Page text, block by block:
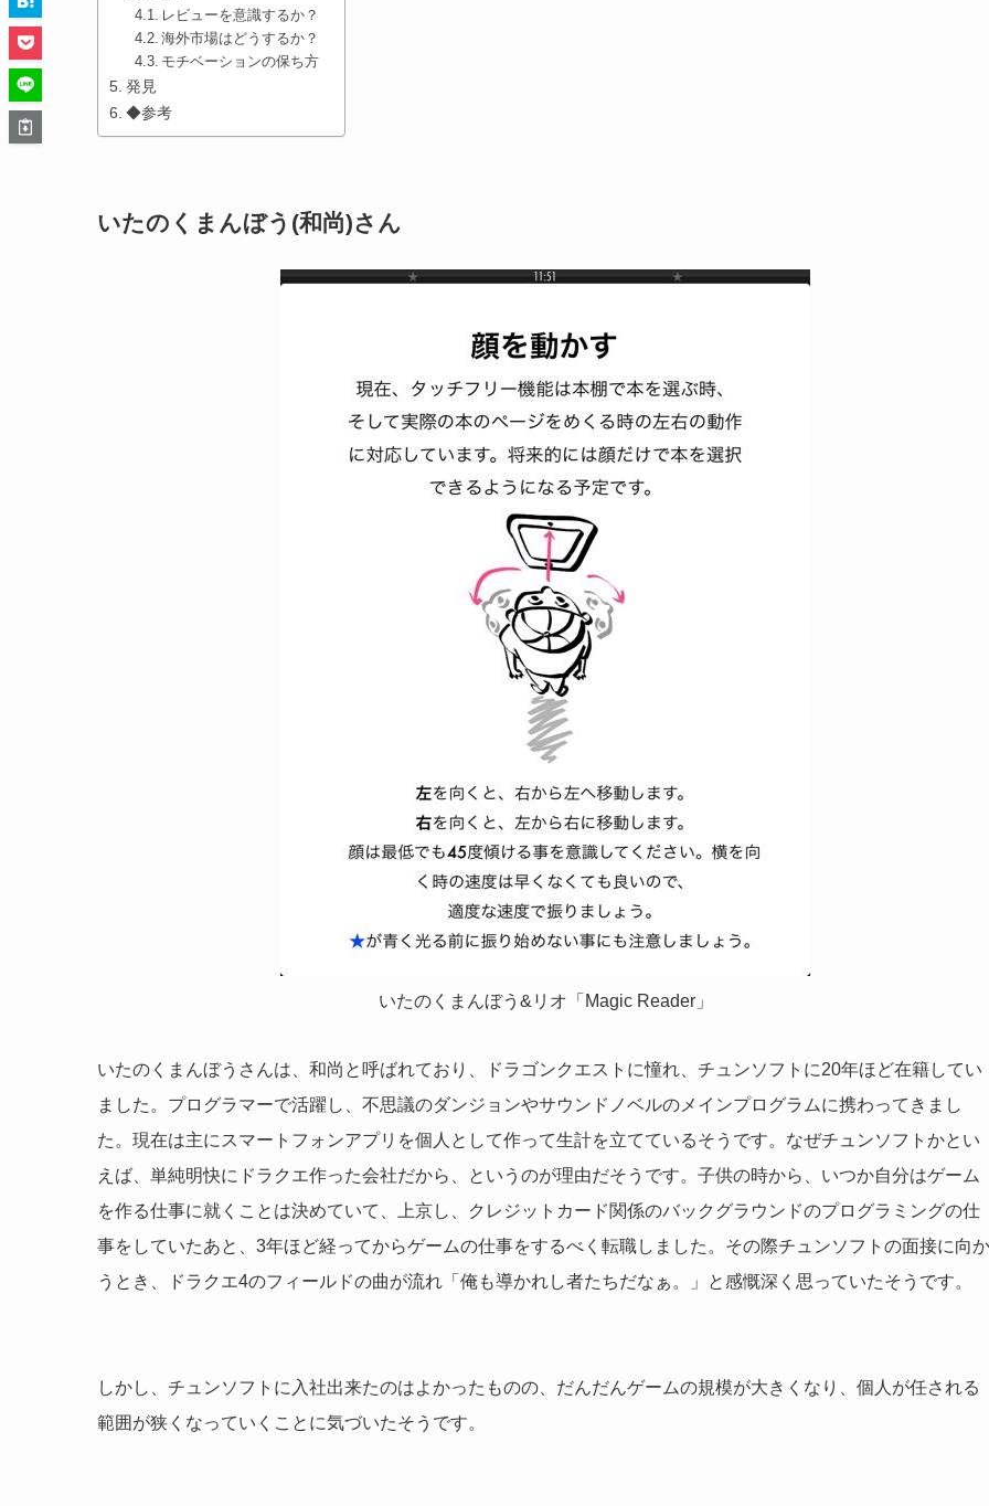
レビューを意識するか？
海外市場はどうするか？
モチベーションの保ち方
発見
◆参考
いたのくまんぼう(和尚)さん
いたのくまんぼう&リオ「Magic Reader」
いたのくまんぼうさんは、和尚と呼ばれており、ドラゴンクエストに憧れ、チュンソフトに20年ほど在籍してい
ました。プログラマーで活躍し、不思議のダンジョンやサウンドノベルのメインプログラムに携わってきまし
た。現在は主にスマートフォンアプリを個人として作って生計を立てているそうです。なぜチュンソフトかとい
えば、単純明快にドラクエ作った会社だから、というのが理由だそうです。子供の時から、いつか自分はゲーム
を作る仕事に就くことは決めていて、上京し、クレジットカード関係のバックグラウンドのプログラミングの仕
事をしていたあと、3年ほど経ってからゲームの仕事をするべく転職しました。その際チュンソフトの面接に向か
うとき、ドラクエ4のフィールドの曲が流れ「俺も導かれし者たちだなぁ。」と感慨深く思っていたそうです。
しかし、チュンソフトに入社出来たのはよかったものの、だんだんゲームの規模が大きくなり、個人が任される
範囲が狭くなっていくことに気づいたそうです。